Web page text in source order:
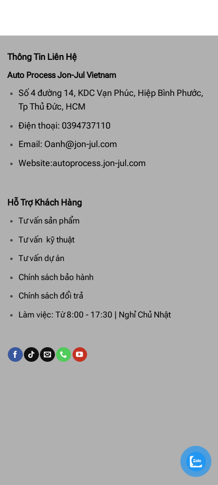
Thông Tin Liên Hệ
Auto Process Jon-Jul Vietnam
Số 4 đường 14, KDC Vạn Phúc, Hiệp Bình Phước,
Tp Thủ Đức, HCM
Điện thoại: 0394737110
Email: Oanh@jon-jul.com
Website:autoprocess.jon-jul.com
Hỗ Trợ Khách Hàng
Tư vấn sản phẩm
Tư vấn kỹ thuật
Tư vấn dự án
Chính sách bảo hành
Chính sách đổi trả
Làm việc: Từ 8:00 - 17:30 | Nghỉ Chủ Nhật